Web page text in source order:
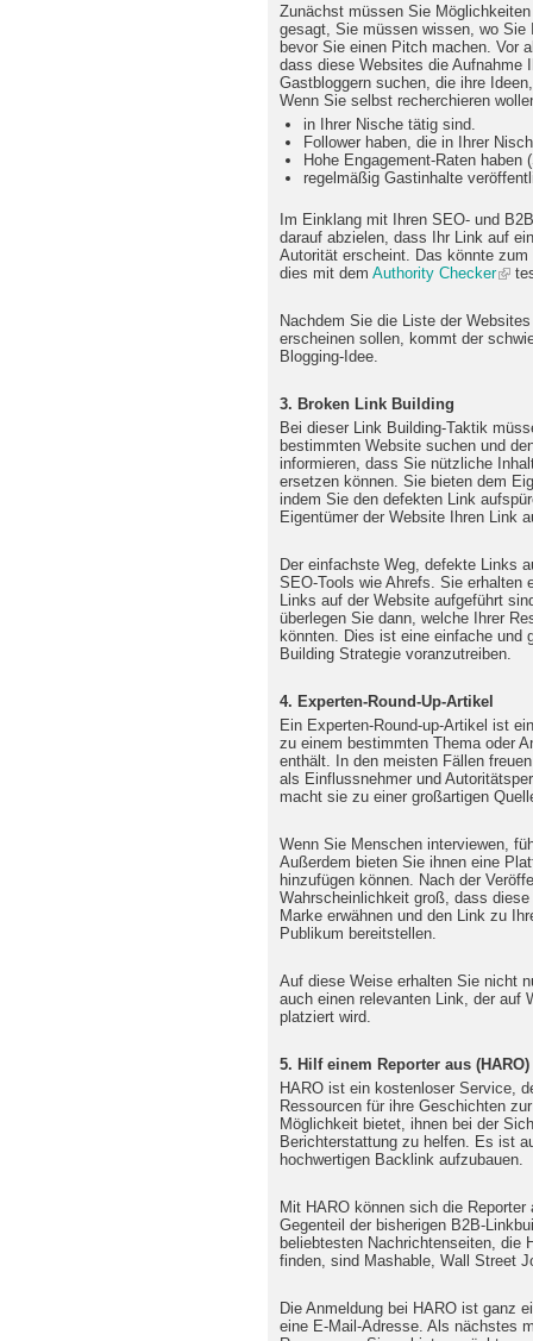
Zunächst müssen Sie
gesagt, Sie müssen wissen, wo Sie
bevor Sie einen Pitch machen. Vor
dass diese Websites die Aufnahme
Gastbloggern suchen, die ihre
Wenn Sie selbst recherchieren
in Ihrer Nische tätig sind.
Follower haben, die in Ihrer
Hohe Engagement-Raten
regelmäßig Gastinhalte
Im Einklang mit Ihren SEO- und
darauf abzielen, dass Ihr Link auf
Autorität erscheint. Das könnte
dies mit dem Authority Checker
Nachdem Sie die Liste der
erscheinen sollen, kommt der
Blogging-Idee.
3. Broken Link Building
Bei dieser Link Building-Taktik
bestimmten Website suchen und
informieren, dass Sie nützliche
ersetzen können. Sie bieten dem
indem Sie den defekten Link
Eigentümer der Website Ihren Link
Der einfachste Weg, defekte Links
SEO-Tools wie Ahrefs. Sie erhalten
Links auf der Website aufgeführt
überlegen Sie dann, welche Ihrer
könnten. Dies ist eine einfache und
Building Strategie voranzutreiben.
4. Experten-Round-Up-Artikel
Ein Experten-Round-up-Artikel ist
zu einem bestimmten Thema oder
enthält. In den meisten Fällen
als Einflussnehmer und
macht sie zu einer großartigen
Wenn Sie Menschen interviewen,
Außerdem bieten Sie ihnen eine
hinzufügen können. Nach der
Wahrscheinlichkeit groß, dass
Marke erwähnen und den Link zu
Publikum bereitstellen.
Auf diese Weise erhalten Sie nicht
auch einen relevanten Link, der auf
platziert wird.
5. Hilf einem Reporter aus (HARO)
HARO ist ein kostenloser Service,
Ressourcen für ihre Geschichten
Möglichkeit bietet, ihnen bei der
Berichterstattung zu helfen. Es ist
hochwertigen Backlink aufzubauen.
Mit HARO können sich die
Gegenteil der bisherigen B2B-
beliebtesten Nachrichtenseiten, die
finden, sind Mashable, Wall Street
Die Anmeldung bei HARO ist ganz
eine E-Mail-Adresse. Als nächstes